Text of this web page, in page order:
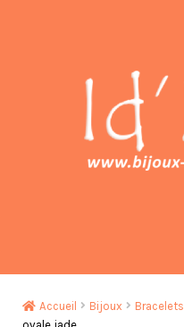
Accueil Bijoux Bracelets